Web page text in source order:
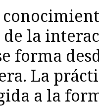
la
forma
La
a la